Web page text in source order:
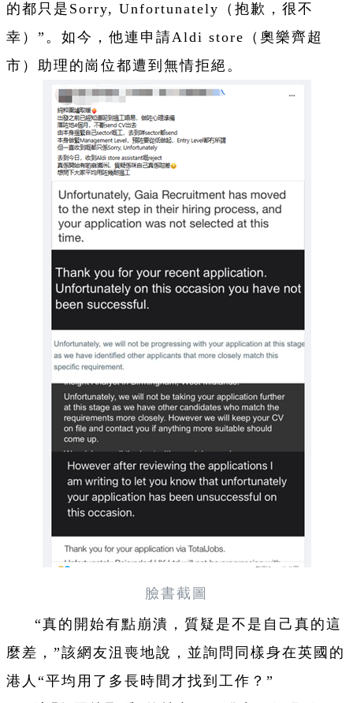
的都只是Sorry, Unfortunately（抱歉，很不
幸）”。如今，他連申請Aldi store（奧樂齊超
市）助理的崗位都遭到無情拒絕。
臉書截圖
“真的開始有點崩潰，質疑是不是自己真的這
麼差，”該網友沮喪地說，並詢問同樣身在英國的
港人“平均用了多長時間才找到工作？”